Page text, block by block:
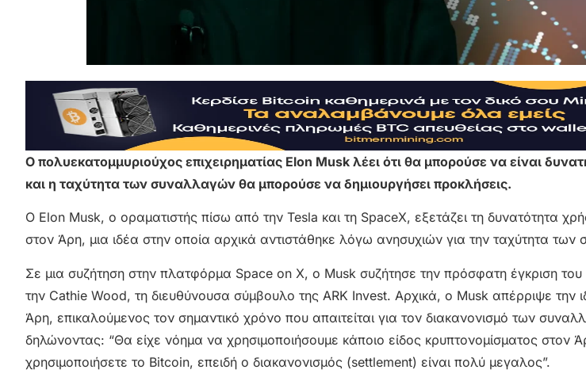
Ο πολυεκατομμυριούχος επιχειρηματίας Elon Musk λέει ότι θα μπορούσε να είναι
και η ταχύτητα των συναλλαγών θα μπορούσε να δημιουργήσει προκλήσεις.
Ο Elon Musk, ο οραματιστής πίσω από την Tesla και τη SpaceX, εξετάζει τη δυνατότητα
στον Άρη, μια ιδέα στην οποία αρχικά αντιστάθηκε λόγω ανησυχιών για την ταχύτητα
Σε μια συζήτηση στην πλατφόρμα Space on X, ο Musk συζήτησε την πρόσφατη έγκριση του
την Cathie Wood, τη διευθύνουσα σύμβουλο της ARK Invest. Αρχικά, ο Musk απέρριψε την
Άρη, επικαλούμενος τον σημαντικό χρόνο που απαιτείται για τον διακανονισμό των
δηλώνοντας: “Θα είχε νόημα να χρησιμοποιήσουμε κάποιο είδος κρυπτονομίσματος στον
χρησιμοποιήσετε το Bitcoin, επειδή ο διακανονισμός (settlement) είναι πολύ μεγαλος”.